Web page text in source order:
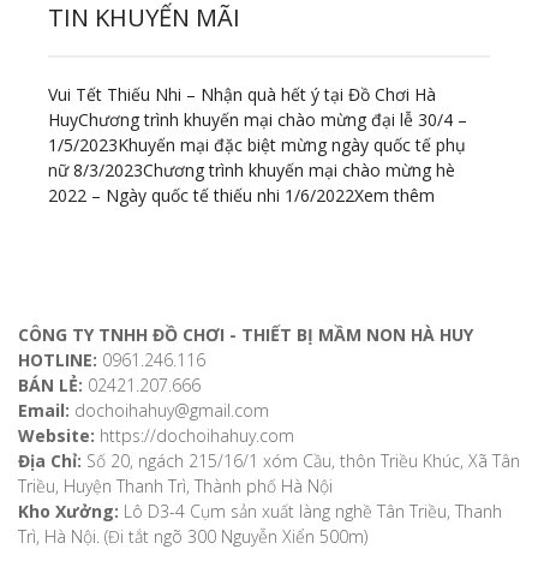
TIN KHUYẾN MÃI
Vui Tết Thiếu Nhi – Nhận quà hết ý tại Đồ Chơi Hà
HuyChương trình khuyến mại chào mừng đại lễ 30/4 –
1/5/2023Khuyến mại đặc biệt mừng ngày quốc tế phụ
nữ 8/3/2023Chương trình khuyến mại chào mừng hè
2022 – Ngày quốc tế thiếu nhi 1/6/2022Xem thêm
CÔNG TY TNHH ĐỒ CHƠI - THIẾT BỊ MẦM NON HÀ HUY
HOTLINE: 0961.246.116
BÁN LẺ: 02421.207.666
Email: dochoihahuy@gmail.com
Website: https://dochoihahuy.com
Địa Chỉ: Số 20, ngách 215/16/1 xóm Cầu, thôn Triều Khúc, Xã Tân
Triều, Huyện Thanh Trì, Thành phố Hà Nội
Kho Xưởng: Lô D3-4 Cụm sản xuất làng nghề Tân Triều, Thanh
Trì, Hà Nội. (Đi tắt ngõ 300 Nguyễn Xiển 500m)